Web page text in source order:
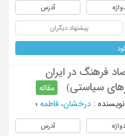
آدرس
پیشنهاد دیگران
فرهنگ در ایران
سیاستی)
مقاله
نویسنده : درخشان، فاطمه ؛
آدرس